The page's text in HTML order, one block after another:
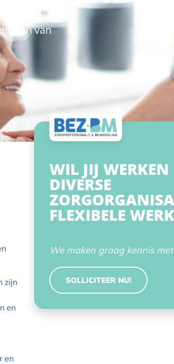
van
zijn
en
en
WIL JIJ
DIVERSE
FLEXIBELE
We maken graag kennis
SOLLICITEER NU!